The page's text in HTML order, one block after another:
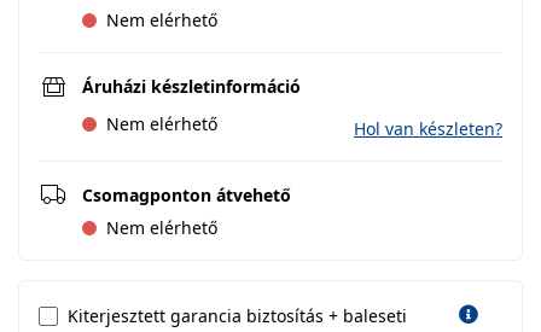
Nem elérhető
Áruházi készletinformáció
Nem elérhető
Hol van készleten?
Csomagponton átvehető
Nem elérhető
Kiterjesztett garancia biztosítás + baleseti